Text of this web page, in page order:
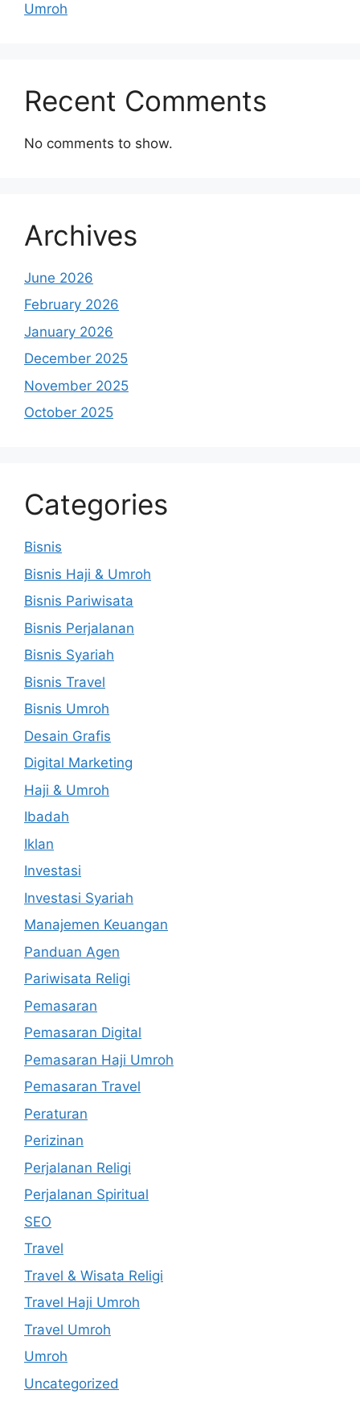
Umroh
Recent Comments
No comments to show.
Archives
June 2026
February 2026
January 2026
December 2025
November 2025
October 2025
Categories
Bisnis
Bisnis Haji & Umroh
Bisnis Pariwisata
Bisnis Perjalanan
Bisnis Syariah
Bisnis Travel
Bisnis Umroh
Desain Grafis
Digital Marketing
Haji & Umroh
Ibadah
Iklan
Investasi
Investasi Syariah
Manajemen Keuangan
Panduan Agen
Pariwisata Religi
Pemasaran
Pemasaran Digital
Pemasaran Haji Umroh
Pemasaran Travel
Peraturan
Perizinan
Perjalanan Religi
Perjalanan Spiritual
SEO
Travel
Travel & Wisata Religi
Travel Haji Umroh
Travel Umroh
Umroh
Uncategorized